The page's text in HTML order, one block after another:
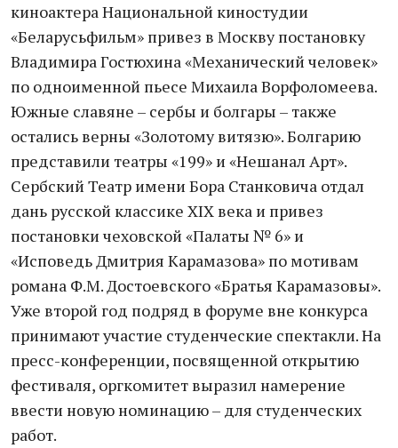
киноактера Национальной киностудии
«Беларусьфильм» привез в Москву постановку
Владимира Гостюхина «Механический человек»
по одноименной пьесе Михаила Ворфоломеева.
Южные славяне – сербы и болгары – также
остались верны «Золотому витязю». Болгарию
представили театры «199» и «Нешанал Арт».
Сербский Театр имени Бора Станковича отдал
дань русской классике XIX века и привез
постановки чеховской «Палаты № 6» и
«Исповедь Дмитрия Карамазова» по мотивам
романа Ф.М. Достоевского «Братья Карамазовы».
Уже второй год подряд в форуме вне конкурса
принимают участие студенческие спектакли. На
пресс-конференции, посвященной открытию
фестиваля, оргкомитет выразил намерение
ввести новую номинацию – для студенческих
работ.